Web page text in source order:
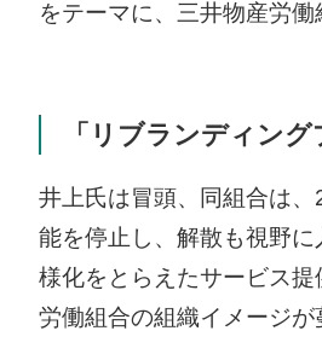
をテーマに、三井物産労
「リブランディン
井上氏は冒頭、同組合は
能を停止し、解散も視野
様化をとらえたサービス
労働組合の組織イメージ